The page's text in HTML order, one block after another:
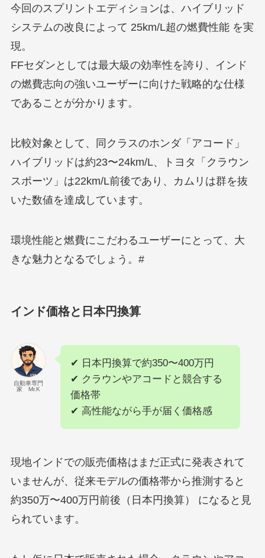
今回のスプリントエディションは、ハイブリッド
システムの改良によって 25km/L超の燃費性能 を実
現。
FFセダンとしては最大級の効率性を誇り、インド
の燃費志向の強いユーザーに向けた戦略的な仕様
であることが分かります。
比較対象として、同クラスのホンダ「アコード」
ハイブリッドは約23〜24km/L、トヨタ「クラウン
スポーツ」は22km/L前後であり、カムリは群を抜
いた数値を達成しています。
環境性能と燃費にこだわるユーザーにとって、大
きな魅力となるでしょう。#
インド価格と日本円換算
自動車専門
家 Mr.K
✔ 日本円換算で約350〜400万円
✔ クラウンやアコードと競合する
価格帯
✔ 高性能ながら手が届く価格感
現地インドでの販売価格はまだ正式に発表されて
いませんが、従来モデルの価格帯から推測すると
約350万〜400万円前後（日本円換算） になると見
られています。